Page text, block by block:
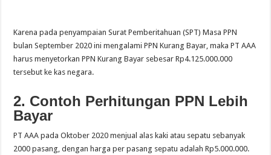
Karena pada penyampaian Surat Pemberitahuan (SPT) Masa PPN
bulan September 2020 ini mengalami PPN Kurang Bayar, maka PT AAA
harus menyetorkan PPN Kurang Bayar sebesar Rp4.125.000.000
tersebut ke kas negara.
2. Contoh Perhitungan PPN Lebih
Bayar
PT AAA pada Oktober 2020 menjual alas kaki atau sepatu sebanyak
2000 pasang, dengan harga per pasang sepatu adalah Rp5.000.000.